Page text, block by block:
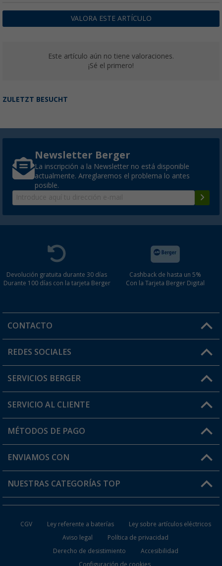
VALORA ESTE ARTÍCULO
Este artículo aún no tiene valoraciones.
¡Sé el primero!
ZULETZT BESUCHT
Newsletter Berger
La inscripción a la Newsletter no está disponible
actualmente. Arreglaremos el problema lo antes
posible.
Devolución gratuita durante 30 días
Durante 100 días con la tarjeta Berger
Cashback de hasta un 5%
Con la Tarjeta Berger Digital
CONTACTO
Horario de atención al cliente:
¿Tienes alguna duda?
REDES SOCIALES
SERVICIOS BERGER
Conviértete en distribuidor
Mi cuenta
Tarjeta Berger Digital
SERVICIO AL CLIENTE
FAQ y Contacto
Información de envío
¿Dónde está mi pedido?
MÉTODOS DE PAGO
ENVIAMOS CON
NUESTRAS CATEGORÍAS TOP
Muebles de Camping
CGV Ley referente a baterías
Ley sobre artículos eléctricos
Aviso legal
Política de privacidad
Derecho de desistimiento
Accesibilidad
Configuración de cookies